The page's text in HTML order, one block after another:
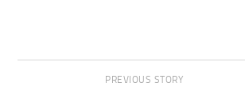
PREVIOUS STORY